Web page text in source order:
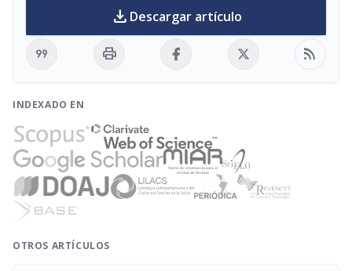
download Descargar artículo
format_quote print rss_feed
INDEXADO EN
OTROS ARTÍCULOS